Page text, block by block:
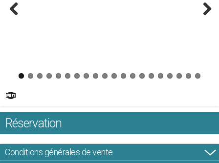
Réservation
Conditions générales de vente